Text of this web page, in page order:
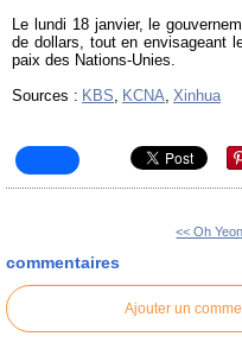
Le lundi 18 janvier, le
de dollars, tout en envisageant
paix des Nations-Unies.
Sources : KBS, KCNA, Xinhua
<< Oh
commentaires
Ajouter un